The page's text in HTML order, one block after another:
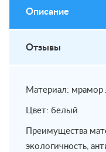
Описание
Отзывы
Материал: мрамор
Цвет: белый
Преимущества
экологичность,